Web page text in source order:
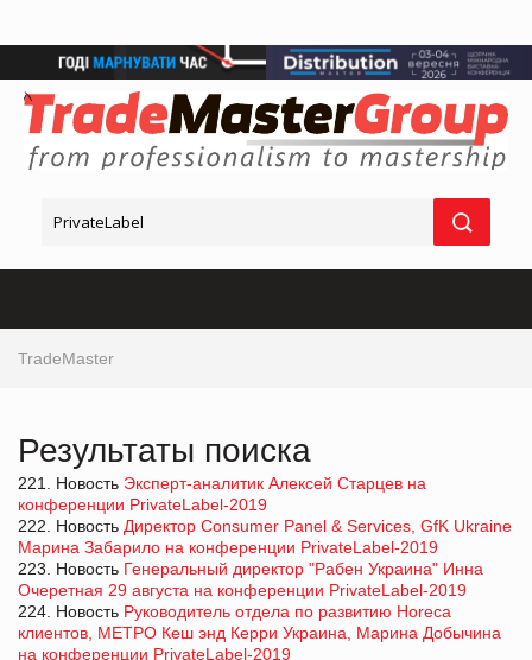
TradeMaster
Результаты поиска
221. Новость Эксперт-аналитик Алексей Старцев на
конференции PrivateLabel-2019
222. Новость Директор Consumer Panel & Services, GfK Ukraine
Марина Забарило на конференции PrivateLabel-2019
223. Новость Генеральный директор "Рабен Украина" Инна
Очеретная 29 августа на конференции PrivateLabel-2019
224. Новость Руководитель отдела по развитию Horeca
клиентов, МЕТРО Кеш энд Керри Украина, Марина Добычина
на конференции PrivateLabel-2019